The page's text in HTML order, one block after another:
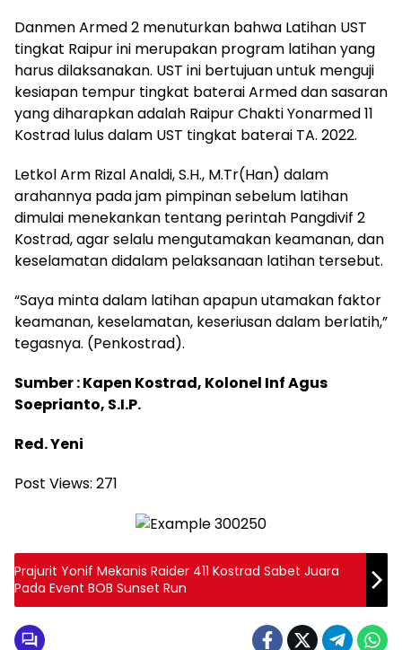
Danmen Armed 2 menuturkan bahwa Latihan UST
tingkat Raipur ini merupakan program latihan yang
harus dilaksanakan. UST ini bertujuan untuk menguji
kesiapan tempur tingkat baterai Armed dan sasaran
yang diharapkan adalah Raipur Chakti Yonarmed 11
Kostrad lulus dalam UST tingkat baterai TA. 2022.
Letkol Arm Rizal Analdi, S.H., M.Tr(Han) dalam
arahannya pada jam pimpinan sebelum latihan
dimulai menekankan tentang perintah Pangdivif 2
Kostrad, agar selalu mengutamakan keamanan, dan
keselamatan didalam pelaksanaan latihan tersebut.
“Saya minta dalam latihan apapun utamakan faktor
keamanan, keselamatan, keseriusan dalam berlatih,”
tegasnya. (Penkostrad).
Sumber : Kapen Kostrad, Kolonel Inf Agus
Soeprianto, S.I.P.
Red. Yeni
Post Views: 271
Prajurit Yonif Mekanis Raider 411 Kostrad Sabet Juara
Pada Event BOB Sunset Run